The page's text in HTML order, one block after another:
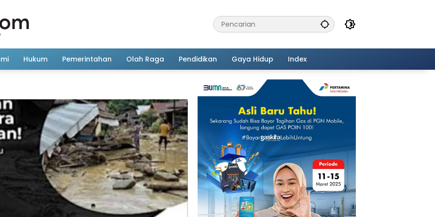
Hukum Pemerintahan Olah Raga Pendidikan Gaya Hidup Index